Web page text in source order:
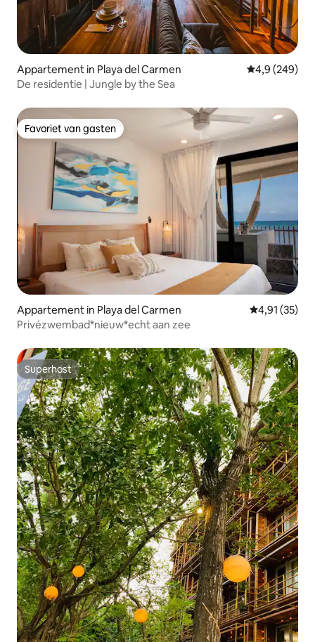
Appartement in Playa del Carmen Gemiddelde
4,9 (249)
De residentie | Jungle by the Sea
Favoriet van gasten
Favoriet van gasten
Appartement in Playa del Carmen Gemiddelde
4,91 (35)
Privézwembad*nieuw*echt aan zee
Superhost
Superhost